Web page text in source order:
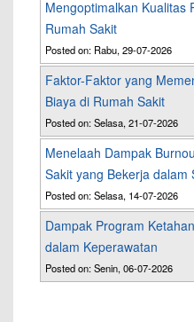
Mengoptimalkan Kualitas
Rumah Sakit
Posted on: Rabu, 29-07-2026
Faktor-Faktor yang
Biaya di Rumah Sakit
Posted on: Selasa, 21-07-2026
Menelaah Dampak
Sakit yang Bekerja dalam
Posted on: Selasa, 14-07-2026
Dampak Program
dalam Keperawatan
Posted on: Senin, 06-07-2026